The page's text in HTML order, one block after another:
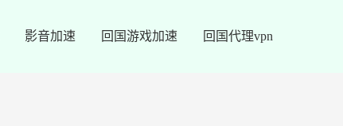
影音加速 回国游戏加速 回国代理vpn